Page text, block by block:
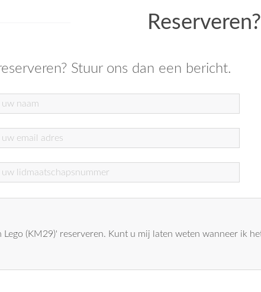
Reserveren?
Stuur ons dan een bericht.